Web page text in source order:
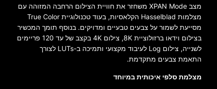
מצב XPAN Mode משחזר את חוויית הצילום הרחבה המזוהה עם
מצלמות Hasselblad הקלאסיות, בעוד טכנולוגיית True Color
מסייעת לשמור על צבעים טבעיים ומדויקים. בנוסף תומך המכשיר
בצילום וידאו ברזולוציית 8K, צילום 4K בקצב של עד 120 פריימים
לשנייה, צילום Log לעיבוד מקצועי ותמיכה ב-LUTs לצורך
התאמת צבעים מתקדמת.
מצלמת סלפי איכותית במיוחד